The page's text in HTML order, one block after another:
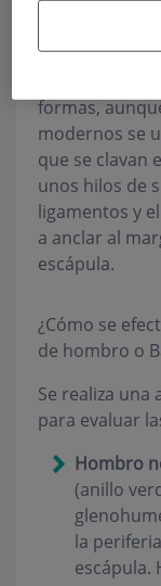
deformidad
formas,
modernos se
que se clavan
unos hilos de
ligamentos y
a anclar al
escápula.
¿Cómo se
de hombro o
Se realiza
para evaluar
Hombro
(anillo
la
escápula.